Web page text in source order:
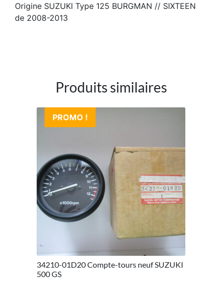
Origine SUZUKI Type 125 BURGMAN // SIXTEEN
de 2008-2013
Produits similaires
PROMO !
34210-01D20 Compte-tours neuf SUZUKI
500 GS